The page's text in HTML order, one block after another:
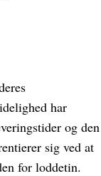
har
og den
sig ved at
for loddetin.